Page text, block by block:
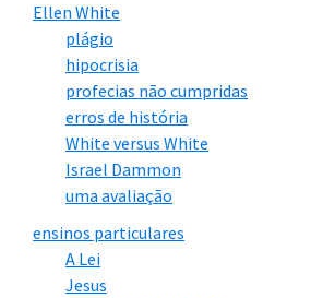
Ellen White
plágio
hipocrisia
profecias não cumpridas
erros de história
White versus White
Israel Dammon
uma avaliação
ensinos particulares
A Lei
Jesus